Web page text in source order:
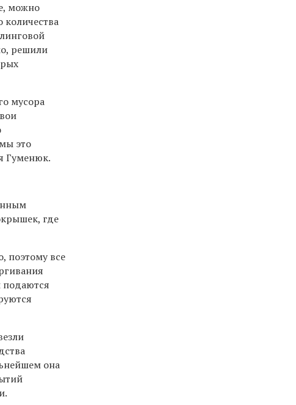
можно
решили
мусора
это
Гуменюк.
где
поэтому все
подаются
она